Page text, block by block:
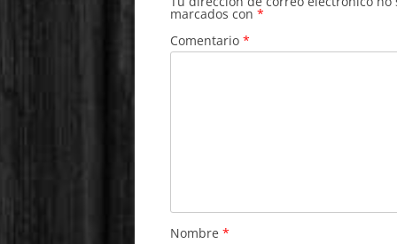
marcados con *
Comentario *
Nombre *